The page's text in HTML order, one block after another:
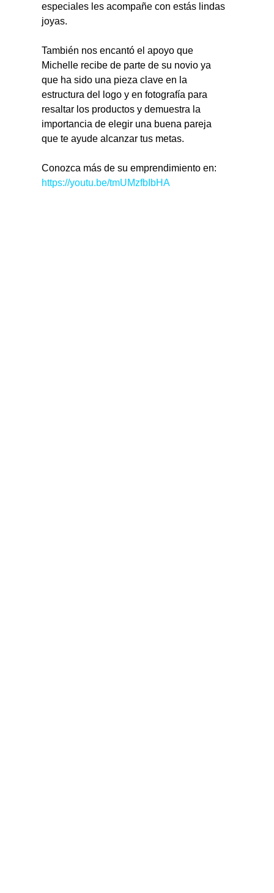
especiales les acompañe con estás lindas
joyas.
También nos encantó el apoyo que
Michelle recibe de parte de su novio ya
que ha sido una pieza clave en la
estructura del logo y en fotografía para
resaltar los productos y demuestra la
importancia de elegir una buena pareja
que te ayude alcanzar tus metas.
Conozca más de su emprendimiento en:
https://youtu.be/tmUMzfbIbHA